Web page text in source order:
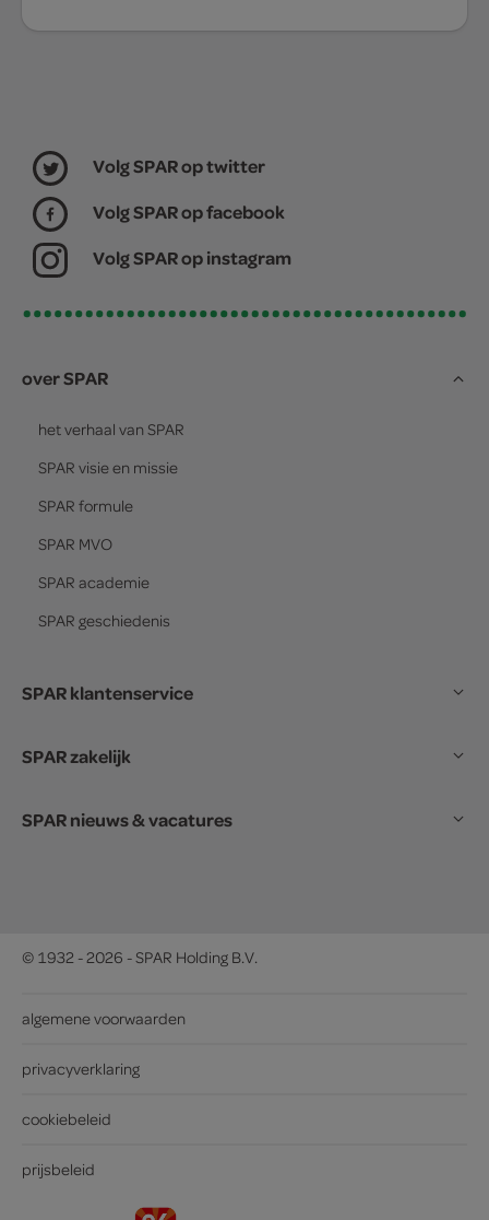
Volg SPAR op twitter
Volg SPAR op facebook
Volg SPAR op instagram
over SPAR
het verhaal van SPAR
SPAR visie en missie
SPAR formule
SPAR MVO
SPAR academie
SPAR geschiedenis
SPAR klantenservice
SPAR zakelijk
SPAR nieuws & vacatures
© 1932 - 2026 - SPAR Holding B.V.
algemene voorwaarden
privacyverklaring
cookiebeleid
prijsbeleid